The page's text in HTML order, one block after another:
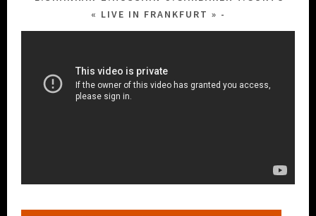
« LIVE IN FRANKFURT »